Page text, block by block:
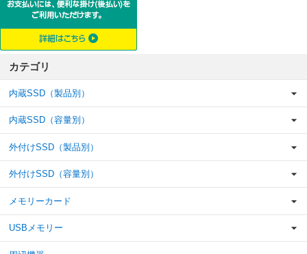
カテゴリ
内蔵SSD（製品別）
内蔵SSD（容量別）
外付けSSD（製品別）
外付けSSD（容量別）
メモリーカード
USBメモリー